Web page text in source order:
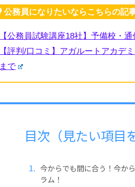
公務員になりたいならこちらの記
【公務員試験講座18社】予備校・
【評判/口コミ】アガルートアカデ
まで
目次（見たい項目
今からでも間に合う！今か
ラム！